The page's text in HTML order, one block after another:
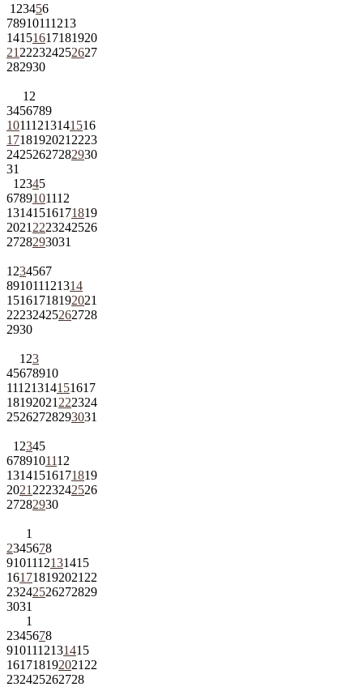
1 23456
78910111213
14151617181920
21 222324252627
282930
1 2
3456789
10111213141516
1718192021 2223
24252627282930
31
1 2345
6789101112
13141516171819
2021 2223242526
2728293031
1 234567
891011121314
15161718192021
22232425262728
2930
1 23
45678910
11121314151617
18192021 222324
25262728293031
1 2345
6789101112
13141516171819
2021 2223242526
27282930
1
2345678
9101112131415
161718192021 22
23242526272829
3031
1
2345678
9101112131415
161718192021 22
232425262728